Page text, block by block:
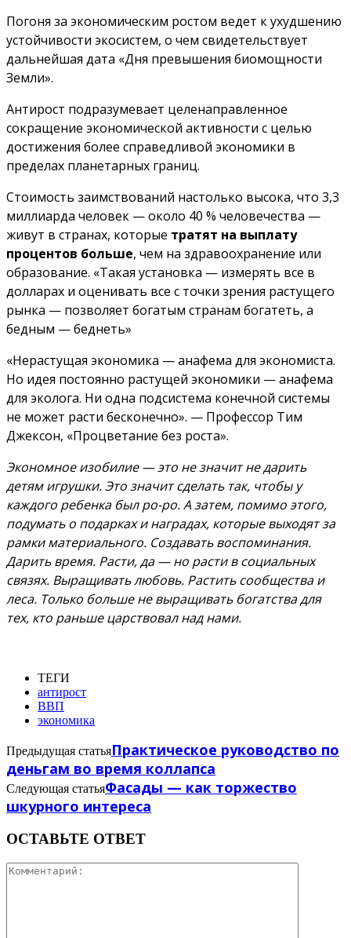
Погоня за экономическим ростом ведет к ухудшению
устойчивости экосистем, о чем свидетельствует
дальнейшая дата «Дня превышения биомощности
Земли».
Антирост подразумевает целенаправленное
сокращение экономической активности с целью
достижения более справедливой экономики в
пределах планетарных границ.
Стоимость заимствований настолько высока, что 3,3
миллиарда человек — около 40 % человечества —
живут в странах, которые тратят на выплату
процентов больше, чем на здравоохранение или
образование. «Такая установка — измерять все в
долларах и оценивать все с точки зрения растущего
рынка — позволяет богатым странам богатеть, а
бедным — беднеть»
«Нерастущая экономика — анафема для экономиста.
Но идея постоянно растущей экономики — анафема
для эколога. Ни одна подсистема конечной системы
не может расти бесконечно». — Профессор Тим
Джексон, «Процветание без роста».
Экономное изобилие — это не значит не дарить
детям игрушки. Это значит сделать так, чтобы у
каждого ребенка был ро-ро. А затем, помимо этого,
подумать о подарках и наградах, которые выходят за
рамки материального. Создавать воспоминания.
Дарить время. Расти, да — но расти в социальных
связях. Выращивать любовь. Растить сообщества и
леса. Только больше не выращивать богатства для
тех, кто раньше царствовал над нами.
ТЕГИ
антирост
ВВП
экономика
Предыдущая статьяПрактическое руководство по
деньгам во время коллапса
Следующая статьяФасады — как торжество
шкурного интереса
ОСТАВЬТЕ ОТВЕТ